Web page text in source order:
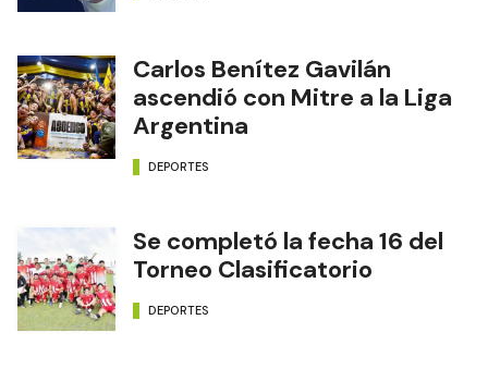
Carlos Benítez Gavilán
ascendió con Mitre a la Liga
Argentina
DEPORTES
Se completó la fecha 16 del
Torneo Clasificatorio
DEPORTES